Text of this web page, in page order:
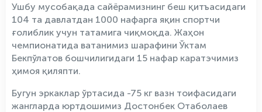
Ушбу мусобақада сайёрамизнинг беш қитъасидаги
104 та давлатдан 1000 нафарга яқин спортчи
ғолиблик учун татамига чиқмоқда. Жаҳон
чемпионатида ватанимиз шарафини Ўктам
Бекпўлатов бошчилигидаги 15 нафар каратэчимиз
ҳимоя қиляпти.
Бугун эркаклар ўртасида -75 кг вазн тоифасидаги
жангларда юртдошимиз Достонбек Отаболаев